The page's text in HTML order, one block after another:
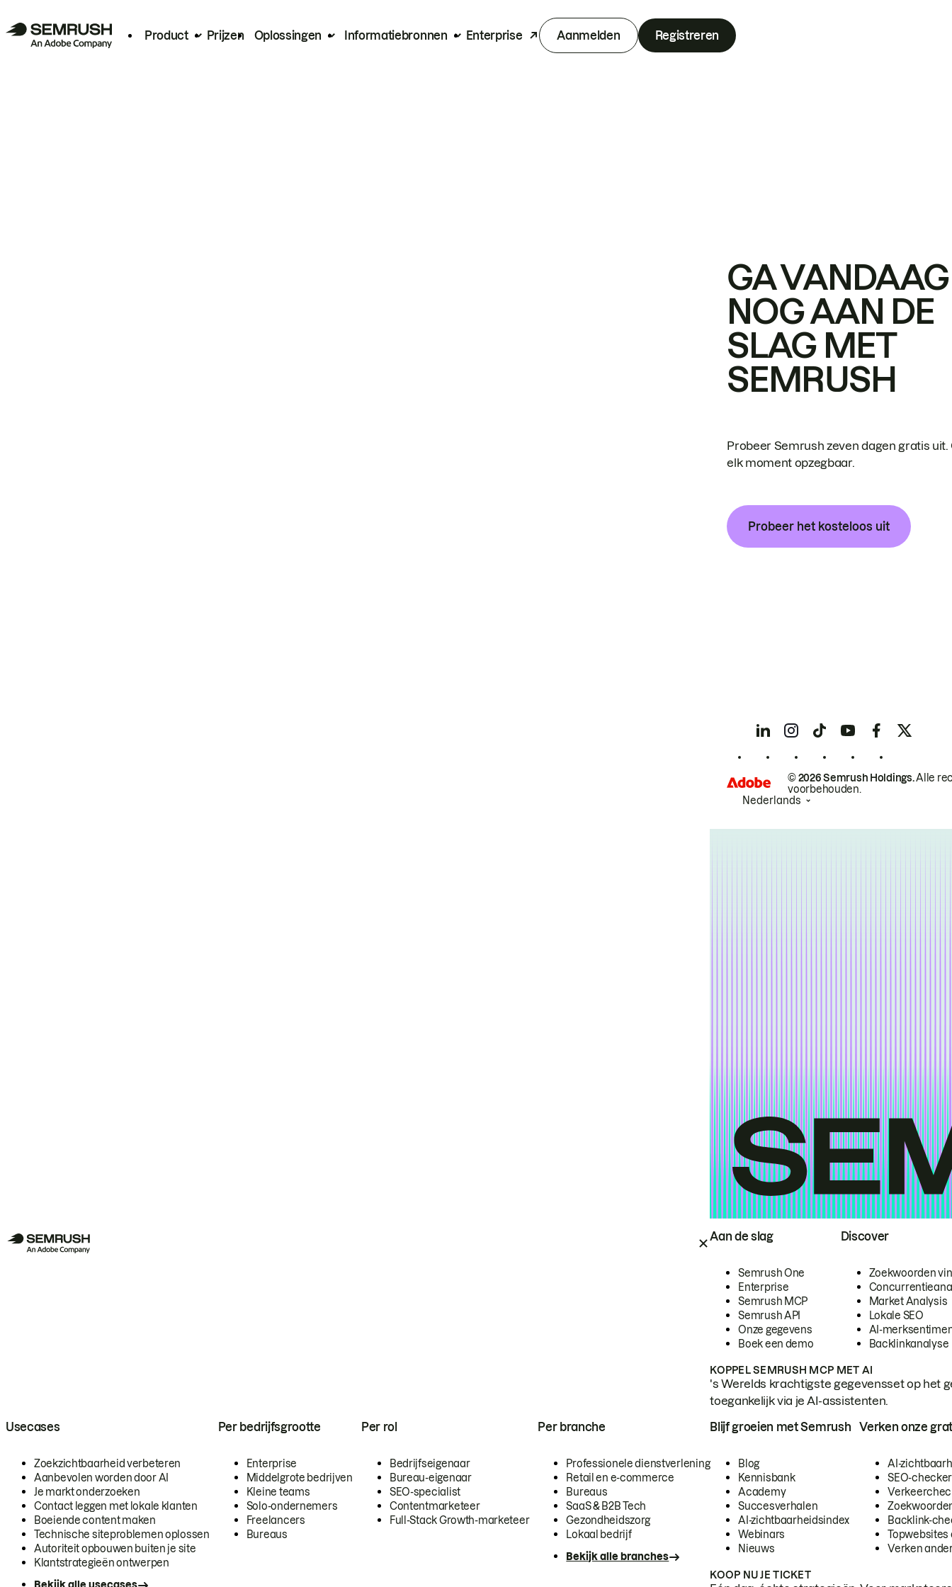
Product Prijzen Oplossingen Informatiebronnen Enterprise Aanmelden Registreren
Aan de slag
Semrush One
Enterprise
Semrush MCP
Semrush API
Onze gegevens
Boek een demo
Discover
Zoekwoorden
Market Analysis
Lokale SEO
AI-
Backlinkanalyse
KOPPEL SEMRUSH MCP MET AI
's Werelds krachtigste gegevensset op het
toegankelijk via je AI-assistenten.
Usecases
Zoekzichtbaarheid verbeteren
Aanbevolen worden door AI
Je markt onderzoeken
Contact leggen met lokale klanten
Boeiende content maken
Technische siteproblemen oplossen
Autoriteit opbouwen buiten je site
Klantstrategieën ontwerpen
Per bedrijfsgrootte
Enterprise
Middelgrote bedrijven
Kleine teams
Solo-ondernemers
Freelancers
Bureaus
Per rol
Bedrijfseigenaar
Bureau-eigenaar
SEO-specialist
Contentmarketeer
Full-Stack Growth-marketeer
Per branche
Professionele dienstverlening
Retail en e-commerce
Bureaus
SaaS & B2B Tech
Gezondheidszorg
Lokaal bedrijf
Bekijk alle branches
Blijf groeien met Semrush
Blog
Kennisbank
Academy
Succesverhalen
AI-zichtbaarheidsindex
Webinars
Nieuws
Verken onze
AI-
SEO-checker
Backlink-
Topwebsites
Verken
KOOP NU JE TICKET
GA VANDAAG
NOG AAN DE
SLAG MET
SEMRUSH
Probeer Semrush zeven dagen gratis uit.
elk moment opzegbaar.
Probeer het kosteloos uit
© 2026 Semrush Holdings.Alle
voorbehouden.
Nederlands